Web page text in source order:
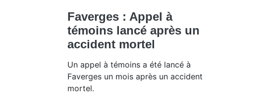
Faverges : Appel à
témoins lancé après un
accident mortel
Un appel à témoins a été lancé à
Faverges un mois après un accident
mortel.